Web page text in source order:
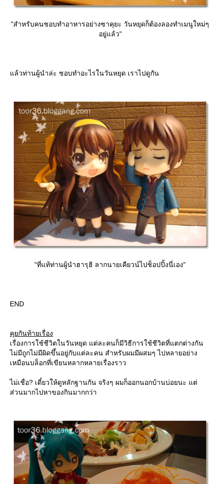
"สำหรับคนชอบทำอาหารอย่างซาคุยะ วันหยุดก็ต้องลองทำเมนูใหม่ๆ
อยู่แล้ว"
ล้วท่านผู้นำล่ะ ชอบทำอะไรในวันหยุด เราไปดูกัน
"ที่แท้ท่านผู้นำฮารุฮิ ลากนายเคียวน์ไปช็อปปิ้งนี่เอง"
END
คุยกันท้ายเรื่อง
เรื่องการใช้ชีวิตในวันหยุด แต่ละคนก็มีวิธีการใช้ชีวิตที่แตกต่างกัน
ไม่มีถูกไม่มีผิดขึ้นอยู่กับแต่ละคน สำหรับผมมีผสมๆ ไปหลายอย่าง
เหมือนบล็อกที่เขียนหลากหลายเรื่องราว
ไม่เชื่อ? เดี๋ยวให้ดูหลักฐานกัน จริงๆ ผมก็ออกนอกบ้านบ่อยนะ แต่
ส่วนมากไปหาของกินมากกว่า